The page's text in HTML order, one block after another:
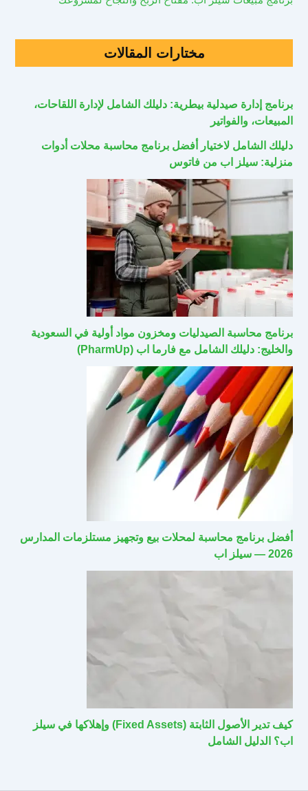
مختارات المقالات
برنامج إدارة صيدلية بيطرية: دليلك الشامل لإدارة اللقاحات،
المبيعات، والفواتير
دليلك الشامل لاختيار أفضل برنامج محاسبة محلات أدوات
منزلية: سيلز اب من فاتوس
برنامج محاسبة الصيدليات ومخزون مواد أولية في السعودية
والخليج: دليلك الشامل مع فارما اب (PharmUp)
أفضل برنامج محاسبة لمحلات بيع وتجهيز مستلزمات المدارس
2026 — سيلز اب
كيف تدير الأصول الثابتة (Fixed Assets) وإهلاكها في سيلز
اب؟ الدليل الشامل